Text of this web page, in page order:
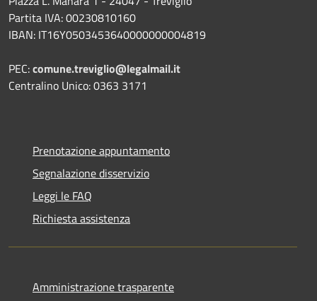
Partita IVA: 00230810160
IBAN: IT16Y0503453640000000004819
PEC:comune.treviglio@legalmail.it
Centralino Unico: 0363 3171
Prenotazione appuntamento
Segnalazione disservizio
Leggi le FAQ
Richiesta assistenza
Amministrazione trasparente